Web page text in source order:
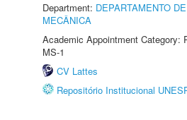
Department: DEPARTAMENTO
MECÂNICA
Academic Appointment Category:
MS-1
CV Lattes
Repositório Institucional